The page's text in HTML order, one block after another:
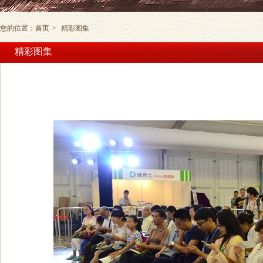
您的位置： 首页 > 精彩图集
精彩图集